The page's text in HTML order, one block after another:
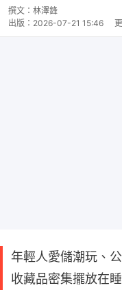
撰文： 林澤鋒
出版： 2026-07-21 15:46
年輕人愛儲潮玩、
收藏品密集擺放在